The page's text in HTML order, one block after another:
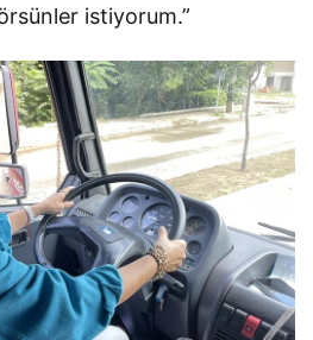
istiyorum.”